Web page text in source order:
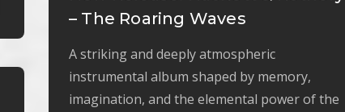
– The Roaring Waves
A striking and deeply atmospheric
instrumental album shaped by memory,
imagination, and the elemental power of the